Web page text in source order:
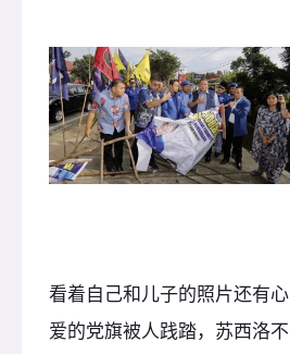
看着自己和儿子的照片还有心
爱的党旗被人践踏，苏西洛不